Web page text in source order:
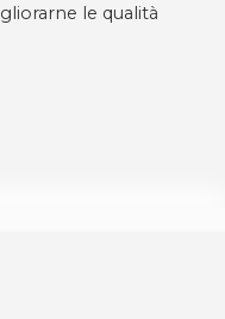
le qualità